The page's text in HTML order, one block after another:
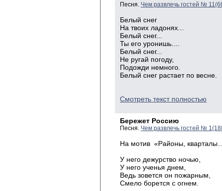
Песня. Чем развлечь гостей №
Белый снег
На твоих ладонях...
Белый снег...
Ты его уронишь....
Белый снег...
Не ругай погоду,
Подожди немного.
Белый снег растает по весне.
Смотреть текст полностью
Бережет Россию
Песня. Чем развлечь гостей №
На мотив «Районы,
У него дежурство ночью,
У него ученья днем,
Ведь зовется он пожарным,
Смело борется с огнем.